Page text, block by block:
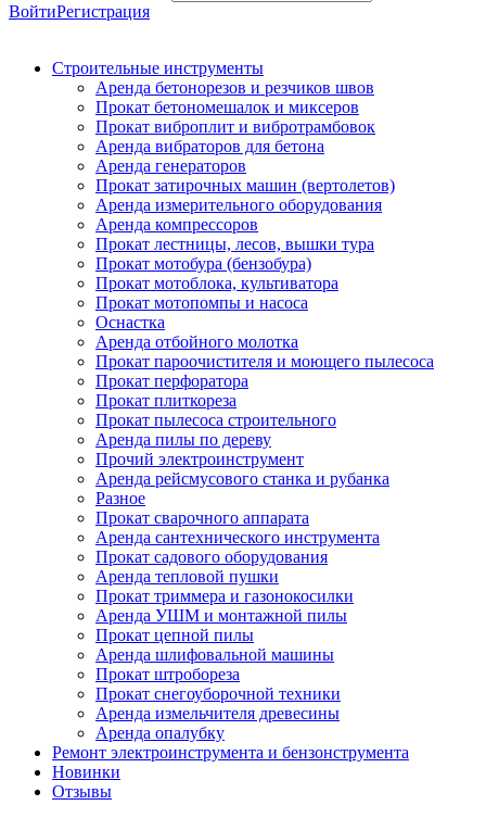
ВойтиРегистрация
Строительные инструменты
Аренда бетонорезов и резчиков швов
Прокат бетономешалок и миксеров
Прокат виброплит и вибротрамбовок
Аренда вибраторов для бетона
Аренда генераторов
Прокат затирочных машин (вертолетов)
Аренда измерительного оборудования
Аренда компрессоров
Прокат лестницы, лесов, вышки тура
Прокат мотобура (бензобура)
Прокат мотоблока, культиватора
Прокат мотопомпы и насоса
Оснастка
Аренда отбойного молотка
Прокат пароочистителя и моющего пылесоса
Прокат перфоратора
Прокат плиткореза
Прокат пылесоса строительного
Аренда пилы по дереву
Прочий электроинструмент
Аренда рейсмусового станка и рубанка
Разное
Прокат сварочного аппарата
Аренда сантехнического инструмента
Прокат садового оборудования
Аренда тепловой пушки
Прокат триммера и газонокосилки
Аренда УШМ и монтажной пилы
Прокат цепной пилы
Аренда шлифовальной машины
Прокат штробореза
Прокат снегоуборочной техники
Аренда измельчителя древесины
Аренда опалубку
Ремонт электроинструмента и бензонструмента
Новинки
Отзывы